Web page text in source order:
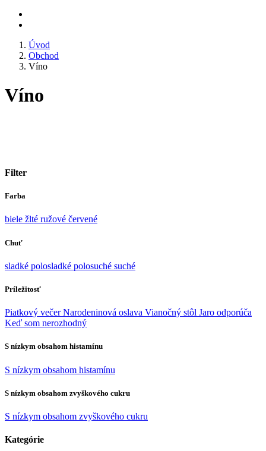
Úvod
Obchod
Víno
Víno
Filter
Farba
biele žlté ružové červené
Chuť
sladké polosladké polosuché suché
Príležitosť
Piatkový večerNarodeninová oslava Vianočný stôl Jaro odporúča
Keď som nerozhodný
S nízkym obsahom histamínu
S nízkym obsahom histamínu
S nízkym obsahom zvyškového cukru
S nízkym obsahom zvyškového cukru
Kategórie